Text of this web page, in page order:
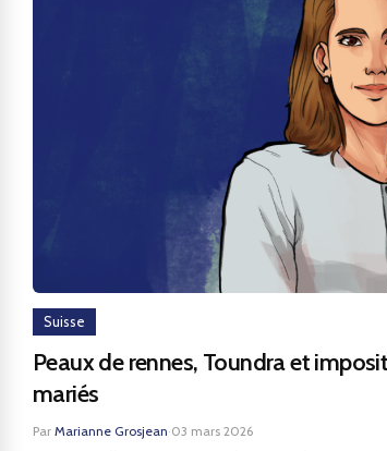
Suisse
Peaux de rennes, Toundra et
mariés
Par Marianne Grosjean·03 mars 2026